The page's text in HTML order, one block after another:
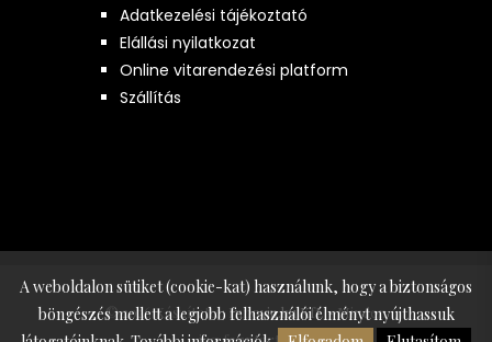
Adatkezelési tájékoztató
Elállási nyilatkozat
Online vitarendezési platform
Szállítás
© 2026 Készítette: Innovip.hu Kft.- Minden
A weboldalon sütiket (cookie-kat) használunk, hogy a biztonságos
böngészés mellett a legjobb felhasználói élményt nyújthassuk